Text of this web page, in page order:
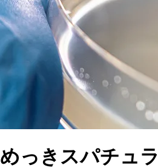
めっきスパチュラ